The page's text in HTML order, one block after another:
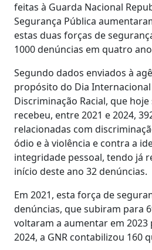
feitas à Guarda Nacional
Segurança Pública
estas duas forças de
1000 denúncias em quatro
Segundo dados enviados à
propósito do Dia
Discriminação Racial, que hoje
recebeu, entre 2021 e 2024,
relacionadas com
ódio e à violência e contra a
integridade pessoal, tendo já
início deste ano 32 denúncias.
Em 2021, esta força de
denúncias, que subiram para
voltaram a aumentar em 2023
2024, a GNR contabilizou 160